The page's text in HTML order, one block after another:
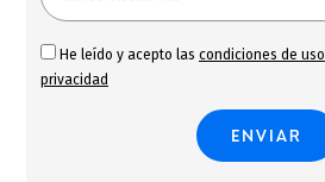
He leído y acepto las condiciones de uso
privacidad